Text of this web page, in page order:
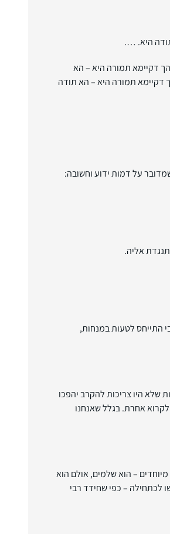
היא. ….
הך דקיימא תמורה היא – הא
דקיימא תמורה היא – הא תודה
על דמות ידוע וחשובה:
אליה.
התייחס לטעות במנחות,
היו צריכות להקרב יהפכו
אחרת. בגלל שאנחנו
– הוא שלמים, אולם הוא
לכתחילה – כפי שחידד רבי